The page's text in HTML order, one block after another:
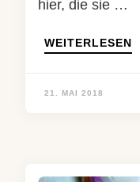
hier, die sie …
WEITERLESEN
21. MAI 2018